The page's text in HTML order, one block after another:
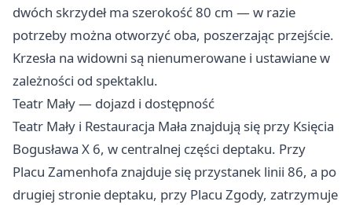
dwóch skrzydeł ma szerokość 80 cm — w razie
potrzeby można otworzyć oba, poszerzając przejście.
Krzesła na widowni są nienumerowane i ustawiane w
zależności od spektaklu.
Teatr Mały — dojazd i dostępność
Teatr Mały i Restauracja Mała znajdują się przy Księcia
Bogusława X 6, w centralnej części deptaku. Przy
Placu Zamenhofa znajduje się przystanek linii 86, a po
drugiej stronie deptaku, przy Placu Zgody, zatrzymuje